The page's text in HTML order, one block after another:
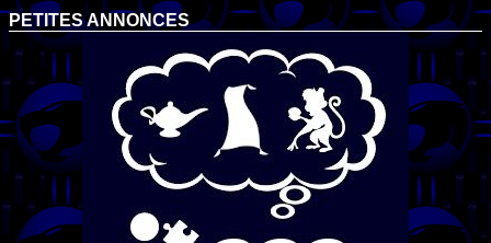
PETITES ANNONCES